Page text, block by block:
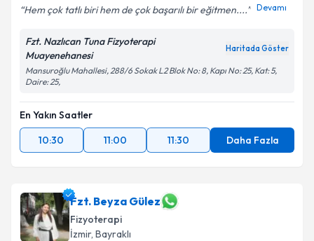
Hem çok tatlı biri hem de çok başarılı bir eğitmen.... Devamı
Fzt. Nazlıcan Tuna Fizyoterapi
Muayenehanesi
Haritada Göster
Mansuroğlu Mahallesi, 288/6 Sokak L2 Blok No: 8, Kapı No: 25, Kat: 5,
Daire: 25,
En Yakın Saatler
10:30
11:00 11:30 Daha Fazla
Fzt. Beyza Gülez
Fizyoterapi
İzmir, Bayraklı